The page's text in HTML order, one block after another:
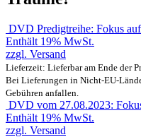
DVD Predigtreihe: Fokus
Enthält 19% MwSt.
zzgl. Versand
Lieferzeit: Lieferbar am Ende der
Bei Lieferungen in Nicht-EU-
Gebühren anfallen.
DVD vom 27.08.2023:
Enthält 19% MwSt.
zzgl. Versand